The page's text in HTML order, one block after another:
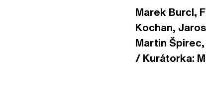
Marek Burcl,
Kochan,
Martin
/ Kurátorka: